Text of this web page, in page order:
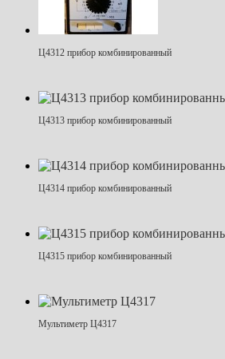
Ц4312 прибор комбинированный
Ц4313 прибор комбинированный
Ц4314 прибор комбинированный
Ц4315 прибор комбинированный
Мультиметр Ц4317